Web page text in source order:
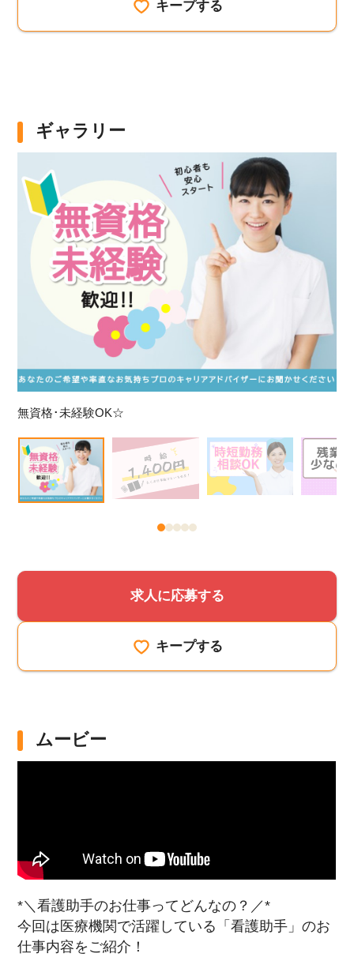
キープする
ギャラリー
無資格･未経験OK☆
求人に応募する
キープする
ムービー
*＼看護助手のお仕事ってどんなの？／*
今回は医療機関で活躍している「看護助手」のお
仕事内容をご紹介！